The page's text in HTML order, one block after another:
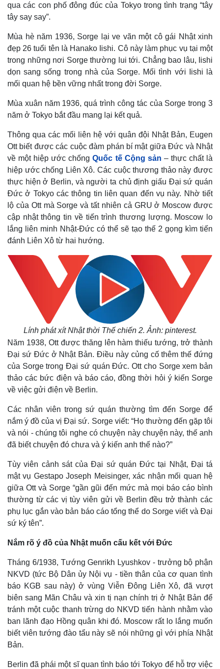
Khởi nghiệp
Tiêu dùng
Giá cà phê
Pháp luật
Vụ án
Tin nóng
Tư vấn luật
Quân sự - Quốc phòng
Vũ khí
Việt Nam
Phân tích
qua các con phố đông đúc của Tokyo trong tình trạng “tây
tây say say”.
Mùa hè năm 1936, Sorge lại ve vãn một cô gái Nhật xinh
đẹp 26 tuổi tên là Hanako Iishi. Cô này làm phục vụ tại một
trong những nơi Sorge thường lui tới. Chẳng bao lâu, Iishi
dọn sang sống trong nhà của Sorge. Mối tình với Iishi là
mối quan hệ bền vững nhất trong đời Sorge.
Mùa xuân năm 1936, quá trình công tác của Sorge trong 3
năm ở Tokyo bắt đầu mang lại kết quả.
Thông qua các mối liên hệ với quân đội Nhật Bản, Eugen
Ott biết được các cuộc đàm phán bí mật giữa Đức và Nhật
về một hiệp ước chốngQuốc tế Cộng sản – thực chất là
hiệp ước chống Liên Xô. Các cuộc thương thảo này được
thực hiện ở Berlin, và người ta chủ định giấu Đại sứ quán
Đức ở Tokyo các thông tin liên quan đến vụ này. Nhờ tiết
lộ của Ott mà Sorge và tất nhiên cả GRU ở Moscow được
cập nhật thông tin về tiến trình thương lượng. Moscow lo
lắng liên minh Nhật-Đức có thể sẽ tạo thế 2 gọng kìm tiến
đánh Liên Xô từ hai hướng.
Lính phát xít Nhật thời Thế chiến 2. Ảnh: pinterest.
Năm 1938, Ott được thăng lên hàm thiếu tướng, trở thành
Đại sứ Đức ở Nhật Bản. Điều này củng cố thêm thế đứng
của Sorge trong Đại sứ quán Đức. Ott cho Sorge xem bản
thảo các bức điện và báo cáo, đồng thời hỏi ý kiến Sorge
về việc gửi điện về Berlin.
Các nhân viên trong sứ quán thường tìm đến Sorge để
nắm ý đồ của vị Đại sứ. Sorge viết: “Họ thường đến gặp tôi
và nói - chúng tôi nghe có chuyện này chuyện này, thế anh
đã biết chuyện đó chưa và ý kiến anh thế nào?”
Tùy viên cảnh sát của Đại sứ quán Đức tại Nhật, Đại tá
mật vụ Gestapo Joseph Meisinger, xác nhận mối quan hệ
giữa Ott và Sorge “gần gũi đến mức mà mọi báo cáo bình
thường từ các vị tùy viên gửi về Berlin đều trở thành các
phụ lục gắn vào bản báo cáo tổng thể do Sorge viết và Đại
sứ ký tên”.
Nắm rõ ý đồ của Nhật muốn cấu kết với Đức
Tháng 6/1938, Tướng Genrikh Lyushkov - trưởng bộ phận
NKVD (tức Bộ Dân ủy Nội vụ - tiền thân của cơ quan tình
báo KGB sau này) ở vùng Viễn Đông Liên Xô, đã vượt
biên sang Mãn Châu và xin tị nạn chính trị ở Nhật Bản để
tránh một cuộc thanh trừng do NKVD tiến hành nhằm vào
ban lãnh đạo Hồng quân khi đó. Moscow rất lo lắng muốn
biết viên tướng đào tẩu này sẽ nói những gì với phía Nhật
Bản.
Berlin đã phái một sĩ quan tình báo tới Tokyo để hỗ trợ việc